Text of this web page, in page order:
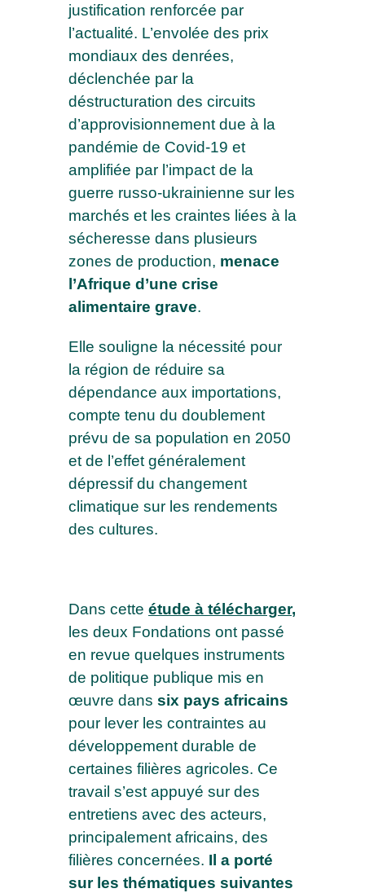
justification renforcée par
l’actualité. L’envolée des prix
mondiaux des denrées,
déclenchée par la
déstructuration des circuits
d’approvisionnement due à la
pandémie de Covid-19 et
amplifiée par l’impact de la
guerre russo-ukrainienne sur les
marchés et les craintes liées à la
sécheresse dans plusieurs
zones de production, menace
l’Afrique d’une crise
alimentaire grave.
Elle souligne la nécessité pour
la région de réduire sa
dépendance aux importations,
compte tenu du doublement
prévu de sa population en 2050
et de l’effet généralement
dépressif du changement
climatique sur les rendements
des cultures.
Dans cette étude à télécharger,
les deux Fondations ont passé
en revue quelques instruments
de politique publique mis en
œuvre dans six pays africains
pour lever les contraintes au
développement durable de
certaines filières agricoles. Ce
travail s’est appuyé sur des
entretiens avec des acteurs,
principalement africains, des
filières concernées. Il a porté
sur les thématiques suivantes